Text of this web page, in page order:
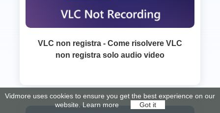
VLC non registra - Come risolvere VLC
non registra solo audio video
Vidmore uses cookies to ensure you get the best experience on our
website. Learn more Got it